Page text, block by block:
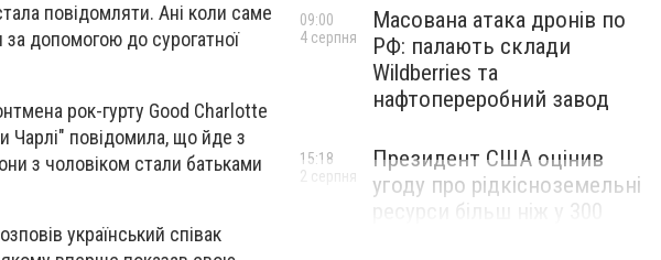
повідомляти. Ані коли саме
за допомогою до сурогатної
рок-гурту Good Charlotte
Чарлі" повідомила, що йде з
з чоловіком стали батьками
український співак
Масована атака дронів по
РФ: палають склади
Wildberries та
нафтопереробний завод
09:00
4 серпня
Президент США оцінив
угоду про рідкісноземельні
ресурси більш ніж у 300
15:18
2 серпня